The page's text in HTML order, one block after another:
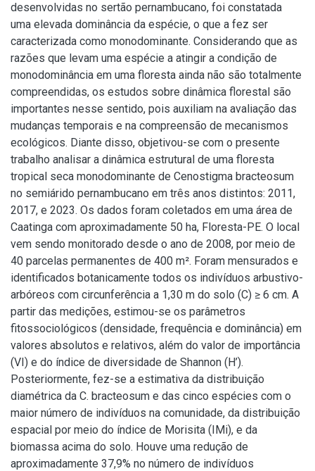
desenvolvidas no sertão pernambucano, foi constatada
uma elevada dominância da espécie, o que a fez ser
caracterizada como monodominante. Considerando que as
razões que levam uma espécie a atingir a condição de
monodominância em uma floresta ainda não são totalmente
compreendidas, os estudos sobre dinâmica florestal são
importantes nesse sentido, pois auxiliam na avaliação das
mudanças temporais e na compreensão de mecanismos
ecológicos. Diante disso, objetivou-se com o presente
trabalho analisar a dinâmica estrutural de uma floresta
tropical seca monodominante de Cenostigma bracteosum
no semiárido pernambucano em três anos distintos: 2011,
2017, e 2023. Os dados foram coletados em uma área de
Caatinga com aproximadamente 50 ha, Floresta-PE. O local
vem sendo monitorado desde o ano de 2008, por meio de
40 parcelas permanentes de 400 m². Foram mensurados e
identificados botanicamente todos os indivíduos arbustivo-
arbóreos com circunferência a 1,30 m do solo (C) ≥ 6 cm. A
partir das medições, estimou-se os parâmetros
fitossociológicos (densidade, frequência e dominância) em
valores absolutos e relativos, além do valor de importância
(VI) e do índice de diversidade de Shannon (H’).
Posteriormente, fez-se a estimativa da distribuição
diamétrica da C. bracteosum e das cinco espécies com o
maior número de indivíduos na comunidade, da distribuição
espacial por meio do índice de Morisita (IMi), e da
biomassa acima do solo. Houve uma redução de
aproximadamente 37,9% no número de indivíduos